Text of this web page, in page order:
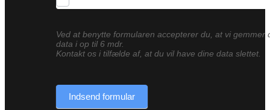
Ved at benytte formularen accepterer du, at vi gemmer
data i op til 6 mdr.
Kontakt os i tilfælde af, at du vil have dine data slettet.
Indsend formular